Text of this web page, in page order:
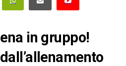
in gruppo!